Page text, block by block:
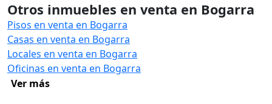
Otros inmuebles en venta en Bogarra
Pisos en venta en Bogarra
Casas en venta en Bogarra
Locales en venta en Bogarra
Oficinas en venta en Bogarra
Ver más